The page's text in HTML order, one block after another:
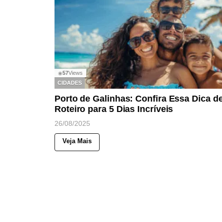
◉57Views
CIDADES
Porto de Galinhas: Confira Essa Dica
Roteiro para 5 Dias Incríveis
26/08/2025
Veja Mais